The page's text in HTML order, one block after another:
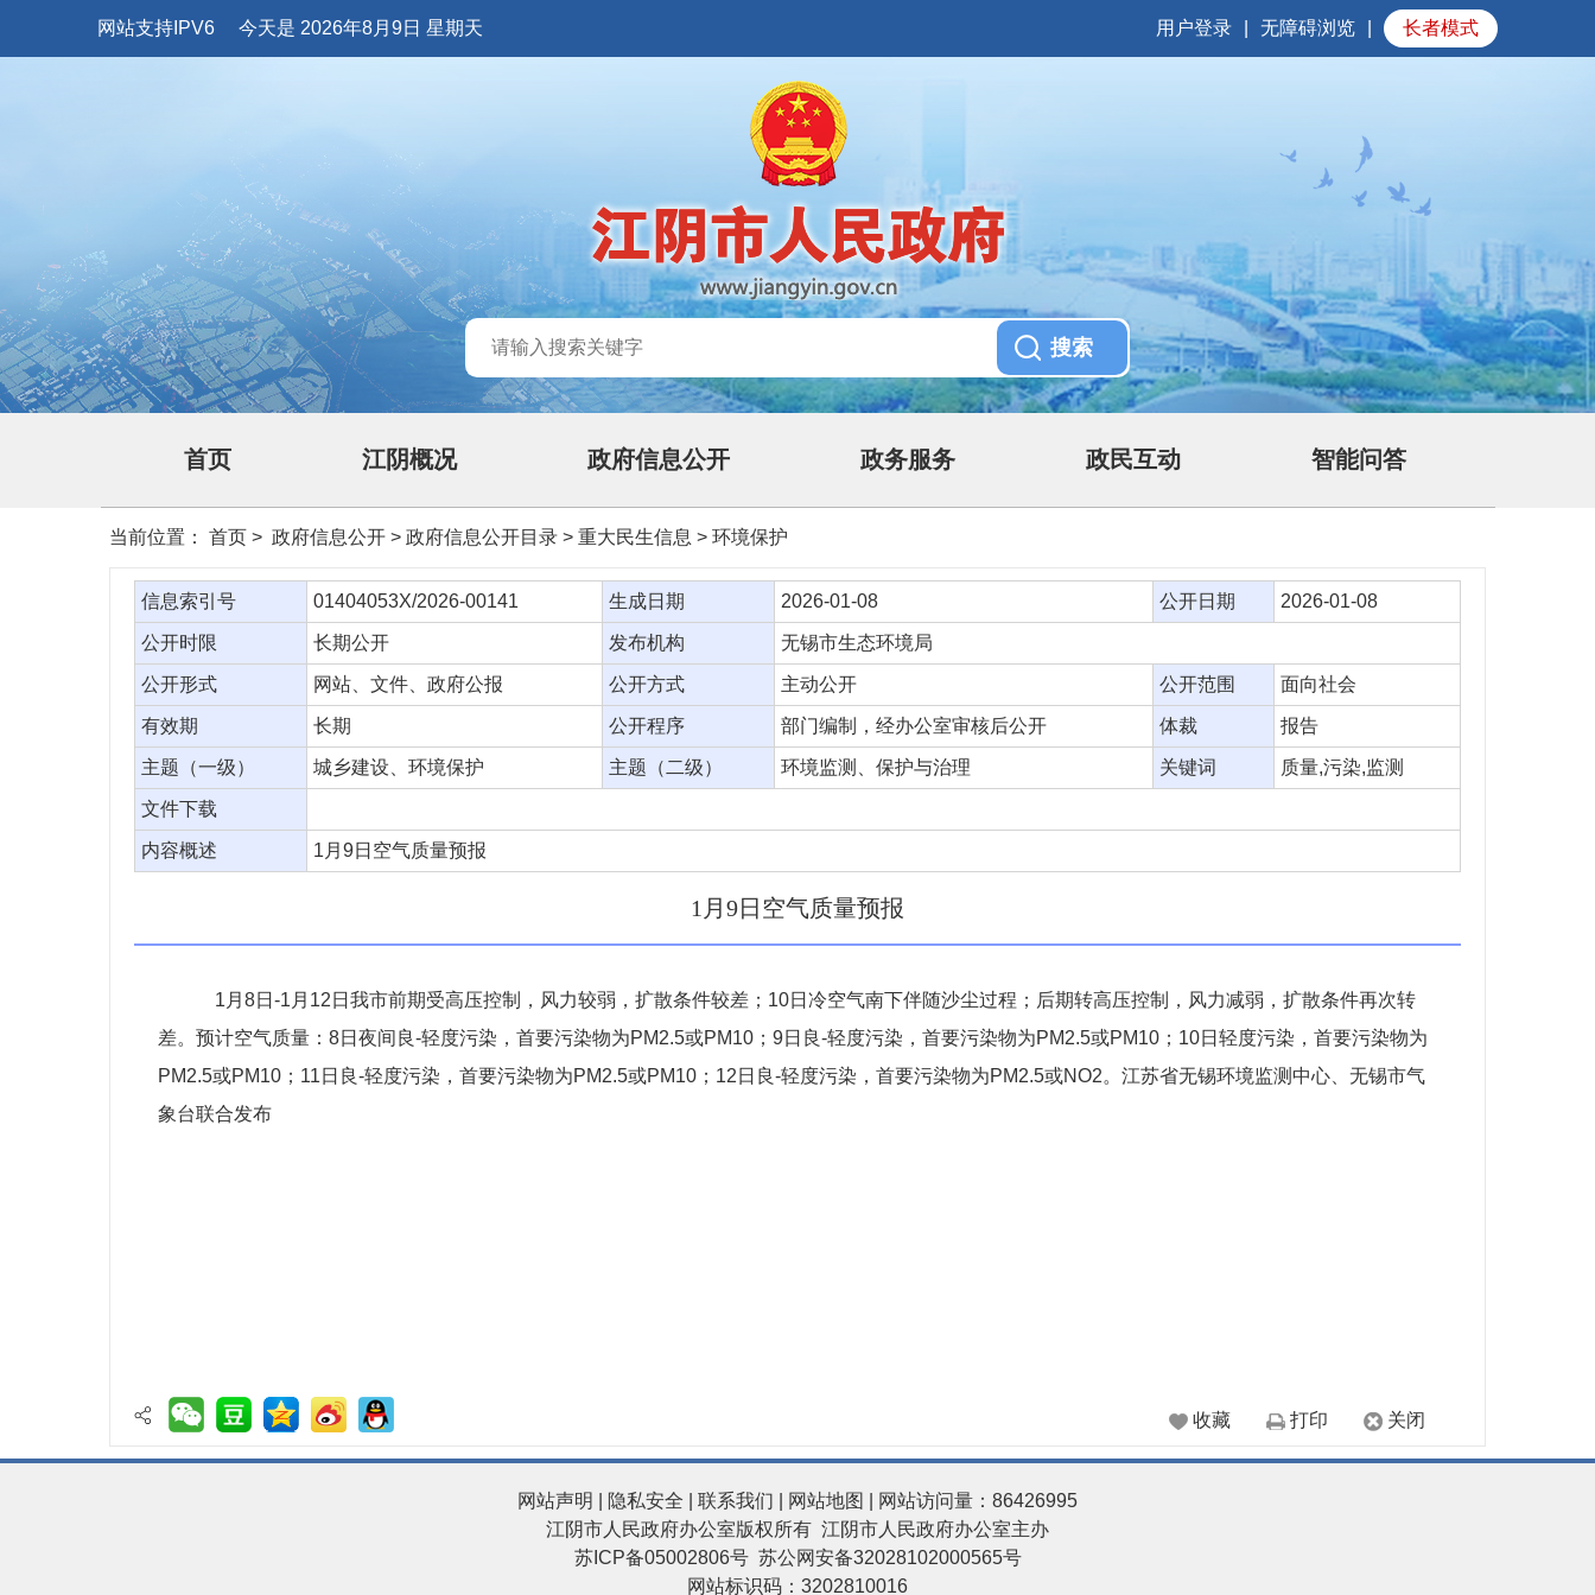
网站支持IPV6 今天是 2026年8月9日 星期天 用户登录 无障碍浏览 长者模式
首页 江阴概况 政府信息公开 政务服务 政民互动 智能问答
当前位置： 首页 > 政府信息公开 > 政府信息公开目录 > 重大民生信息 > 环境保护
信息索引号 01404053X/2026-00141 生成日期 2026-01-08 公开日期 2026-01-08
公开时限 长期公开 发布机构 无锡市生态环境局
公开形式 网站、文件、政府公报 公开方式 主动公开 公开范围 面向社会
有效期 长期 公开程序 部门编制，经办公室审核后公开 体裁 报告
主题（一级） 城乡建设、环境保护 主题（二级） 环境监测、保护与治理 关键词 质量,污染,监测
文件下载
内容概述 1月9日空气质量预报
1月9日空气质量预报
1月8日-1月12日我市前期受高压控制，风力较弱，扩散条件较差；10日冷空气南下伴随沙尘过程；后期转高压控制，风力减弱，扩散条件再次转
差。预计空气质量：8日夜间良-轻度污染，首要污染物为PM2.5或PM10；9日良-轻度污染，首要污染物为PM2.5或PM10；10日轻度污染，首要污染物为
PM2.5或PM10；11日良-轻度污染，首要污染物为PM2.5或PM10；12日良-轻度污染，首要污染物为PM2.5或NO2。江苏省无锡环境监测中心、无锡市气
象台联合发布
收藏 打印 关闭
网站声明 隐私安全 联系我们 网站地图
| 网站访问量：86426995
江阴市人民政府办公室版权所有 江阴市人民政府办公室主办
苏ICP备05002806号 苏公网安备32028102000565号
网站标识码：3202810016